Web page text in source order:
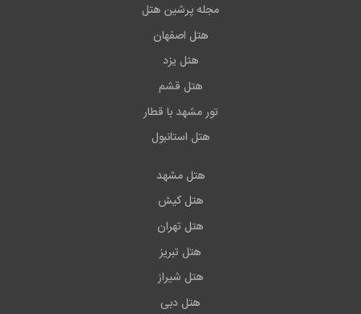
مجله پرشین هتل
هتل اصفهان
هتل یزد
هتل قشم
تور مشهد با قطار
هتل استانبول
هتل مشهد
هتل کیش
هتل تهران
هتل تبریز
هتل شیراز
هتل دبی